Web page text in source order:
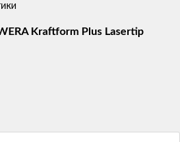
Kraftform Plus Lasertip